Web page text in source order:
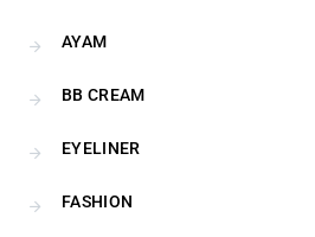
AYAM
BB CREAM
EYELINER
FASHION